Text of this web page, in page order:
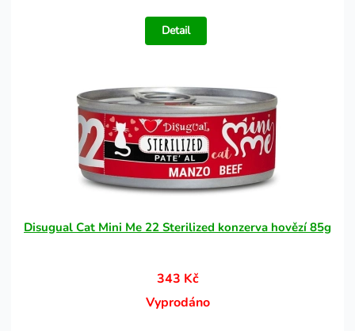
Detail
Disugual Cat Mini Me 22 Sterilized konzerva hovězí 85g
343 Kč
Vyprodáno